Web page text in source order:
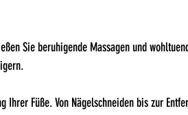
Sie beruhigende Massagen und
Ihrer Füße. Von Nägelschneiden bis zur